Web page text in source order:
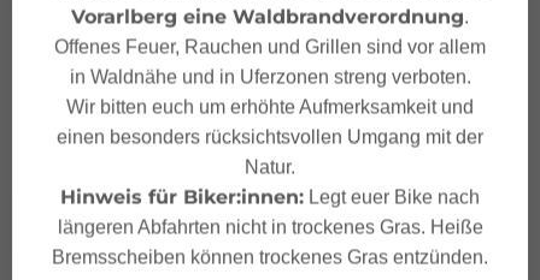
Vorarlberg eine Waldbrandverordnung.
Offenes Feuer, Rauchen und Grillen sind vor allem
in Waldnähe und in Uferzonen streng verboten.
Wir bitten euch um erhöhte Aufmerksamkeit und
einen besonders rücksichtsvollen Umgang mit der
Natur.
Hinweis für Biker:innen: Legt euer Bike nach
längeren Abfahrten nicht in trockenes Gras. Heiße
Bremsscheiben können trockenes Gras entzünden.